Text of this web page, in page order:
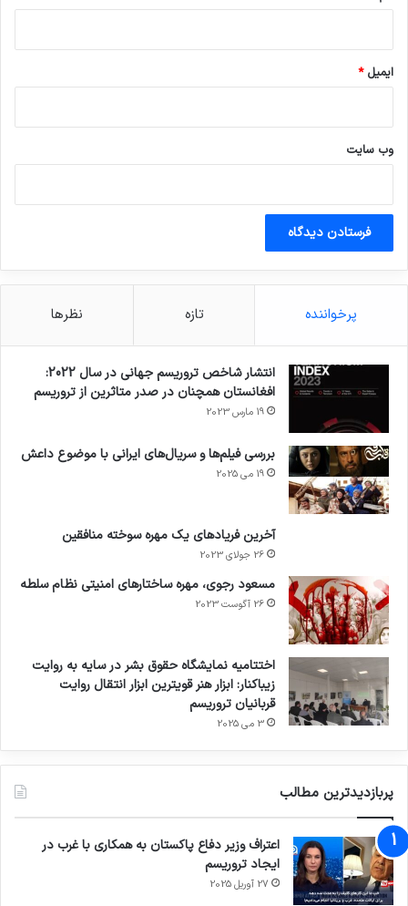
ایمیل*
وب‌ سایت
پرخواننده تازه نظرها
انتشار شاخص تروریسم جهانی در سال 2022:
افغانستان همچنان در صدر متاثرین از تروریسم
19 مارس 2023
بررسی فیلم‌ها و سریال‌های ایرانی با موضوع داعش
19 می 2025
آخرین فریادهای یک مهره سوخته منافقین
26 جولای 2023
مسعود رجوی، مهره ساختارهای امنیتی نظام سلطه
26 آگوست 2023
اختتامیه نمایشگاه حقوق بشر در سایه به روایت
زیباکنار: ابزار هنر قویترین ابزار انتقال روایت
قربانیان تروریسم
3 می 2025
پربازدیدترین مطالب
اعتراف وزیر دفاع پاکستان به همکاری با غرب در
ایجاد تروریسم
27 آوریل 2025